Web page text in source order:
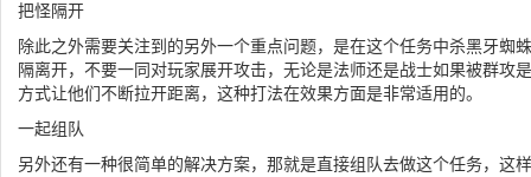
把怪隔开
除此之外需要关注到的另外一个重点问题，是在这个任务中杀黑牙蜘
隔离开，不要一同对玩家展开攻击，无论是法师还是战士如果被群攻
方式让他们不断拉开距离，这种打法在效果方面是非常适用的。
一起组队
另外还有一种很简单的解决方案，那就是直接组队去做这个任务，这